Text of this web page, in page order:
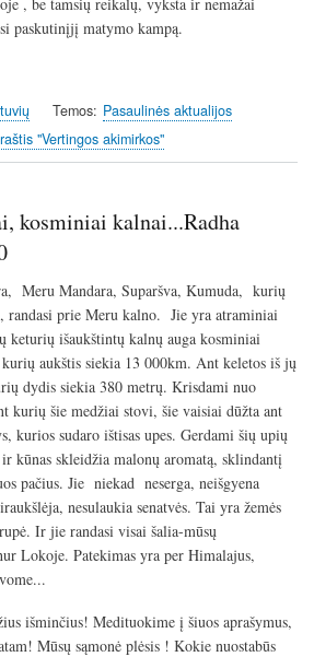
paskutinįjį matymo kampą.
Temos Pasaulinės aktualijos
"Vertingos akimirkos"
kosminiai kalnai...Radha
Meru Mandara, Suparšva, Kumuda, kurių
randasi prie Meru kalno. Jie yra atraminiai
keturių išaukštintų kalnų auga kosminiai
aukštis siekia 13 000km. Ant keletos iš jų
dydis siekia 380 metrų. Krisdami nuo
kurių šie medžiai stovi, šie vaisiai dūžta ant
kurios sudaro ištisas upes. Gerdami šių upių
kūnas skleidžia malonų aromatą, sklindantį
pačius. Jie niekad neserga, neišgyena
nesulaukia senatvės. Tai yra žemės
Ir jie randasi visai šalia-mūsų
Lokoje. Patekimas yra per Himalajus,
išminčius! Medituokime į šiuos aprašymus,
Mūsų sąmonė plėsis ! Kokie nuostabūs